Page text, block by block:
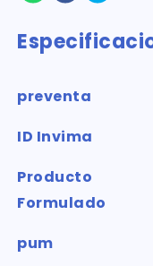
preventa
ID Invima
Producto
Formulado
pum